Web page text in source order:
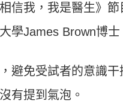
信我，我是醫生》
學James Brown博
避免受試者的意識
有提到氣泡。